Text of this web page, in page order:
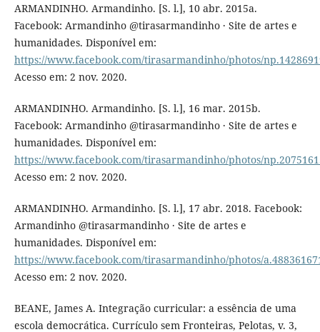
ARMANDINHO. Armandinho. [S. l.], 10 abr. 2015a.
Facebook: Armandinho @tirasarmandinho · Site de artes e
humanidades. Disponível em:
https://www.facebook.com/tirasarmandinho/photos/
Acesso em: 2 nov. 2020.
ARMANDINHO. Armandinho. [S. l.], 16 mar. 2015b.
Facebook: Armandinho @tirasarmandinho · Site de artes e
humanidades. Disponível em:
https://www.facebook.com/tirasarmandinho/photos/
Acesso em: 2 nov. 2020.
ARMANDINHO. Armandinho. [S. l.], 17 abr. 2018. Facebook:
Armandinho @tirasarmandinho · Site de artes e
humanidades. Disponível em:
https://www.facebook.com/tirasarmandinho/photos/
Acesso em: 2 nov. 2020.
BEANE, James A. Integração curricular: a essência de uma
escola democrática. Currículo sem Fronteiras, Pelotas, v. 3,